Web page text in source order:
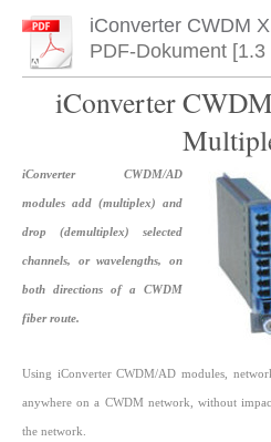
iConverter CWDM
PDF-Dokument [1.3
iConverter
iConverter CWDM/AD
modules add (multiplex) and
drop (demultiplex) selected
channels, or wavelengths, on
both directions of a CWDM
fiber route.
Using iConverter CWDM/AD modules,
anywhere on a CWDM network, without
the network.